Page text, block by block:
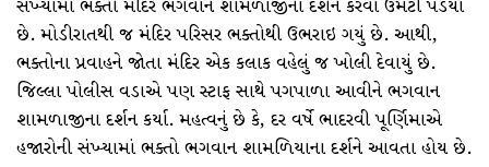
સંખ્યામાં ભક્તો મંદિરે ભગવાન શામળાજીના દર્શન કરવા ઉમટી પડયા
છે. મોડીરાતથી જ મંદિર પરિસર ભક્તોથી ઉભરાઇ ગયું છે. આથી,
ભક્તોના પ્રવાહને જોતા મંદિર એક કલાક વહેલું જ ખોલી દેવાયું છે.
જિલ્લા પોલીસ વડાએ પણ સ્ટાફ સાથે પગપાળા આવીને ભગવાન
શામળાજીના દર્શન કર્યા. મહત્વનું છે કે, દર વર્ષે ભાદરવી પૂર્ણિમાએ
હજારોની સંખ્યામાં ભક્તો ભગવાન શામળિયાના દર્શને આવતા હોય છે.